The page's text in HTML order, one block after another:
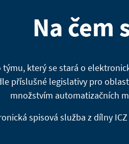
Na čem
týmu, který se stará o
příslušné legislativy pro
množstvím automatizačních
spisová služba z dílny